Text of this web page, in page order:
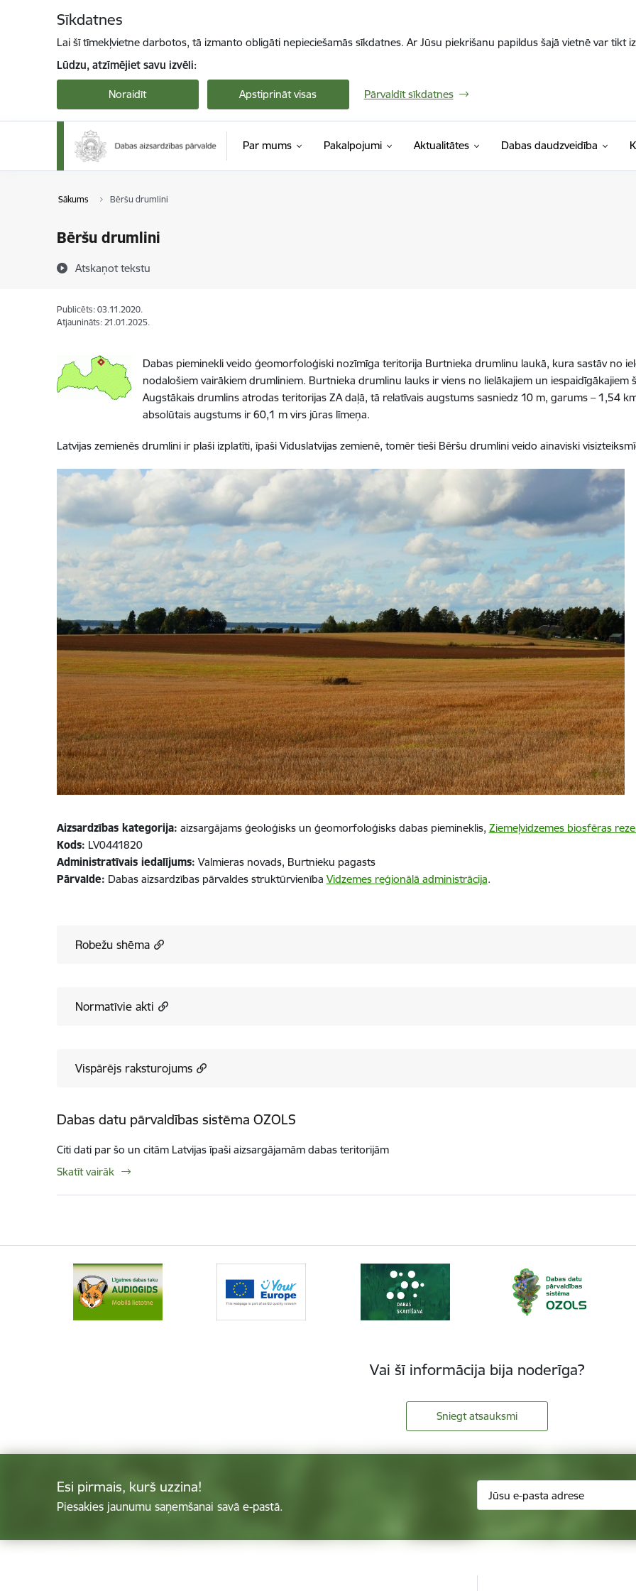
Sīkdatnes
Lai šī tīmekļvietne darbotos, tā izmanto obligāti nepieciešamās sīkdatnes. Ar Jūsu piekrišanu papildus šajā vietnē var tikt
Lūdzu, atzīmējiet savu izvēli:
Noraidīt Apstiprināt visas Pārvaldīt sīkdatnes
Par mums Pakalpojumi Aktualitātes Dabas daudzveidība
Sākums Bēršu drumlini
Bēršu drumlini
Atskaņot tekstu
Publicēts: 03.11.2020.
Atjaunināts: 21.01.2025.
Dabas pieminekli veido ģeomorfoloģiski nozīmīga teritorija Burtnieka drumlinu laukā, kura sastāv no
nodalošiem vairākiem drumliniem. Burtnieka drumlinu lauks ir viens no lielākajiem un iespaidīgākajiem
Augstākais drumlins atrodas teritorijas ZA daļā, tā relatīvais augstums sasniedz 10 m, garums – 1,54
absolūtais augstums ir 60,1 m virs jūras līmeņa.
Latvijas zemienēs drumlini ir plaši izplatīti, īpaši Viduslatvijas zemienē, tomēr tieši Bēršu drumlini veido ainaviski
Aizsardzības kategorija: aizsargājams ģeoloģisks un ģeomorfoloģisks dabas piemineklis, Ziemeļvidzemes biosfēras
Kods: LV0441820
Administratīvais iedalījums: Valmieras novads, Burtnieku pagasts
Pārvalde: Dabas aizsardzības pārvaldes struktūrvienība Vidzemes reģionālā administrācija.
Robežu shēma
Normatīvie akti
Vispārējs raksturojums
Dabas datu pārvaldības sistēma OZOLS
Citi dati par šo un citām Latvijas īpaši aizsargājamām dabas teritorijām
Skatīt vairāk
Vai šī informācija bija noderīga?
Sniegt atsauksmi
Esi pirmais, kurš uzzina!
Piesakies jaunumu saņemšanai savā e-pastā.